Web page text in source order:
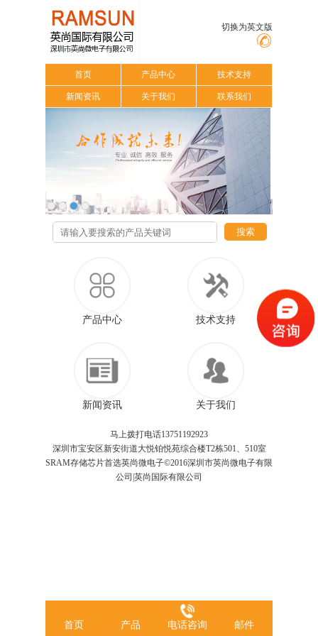
切换为英文版
首页 产品中心 技术支持
新闻资讯 关于我们 联系我们
搜索
产品中心 技术支持
新闻资讯 关于我们
马上拨打电话13751192923
深圳市宝安区新安街道大悦铂悦苑综合楼T2栋501、510室
SRAM存储芯片首选英尚微电子©2016深圳市英尚微电子有限
公司|英尚国际有限公司
首页 产品 电话咨询 邮件